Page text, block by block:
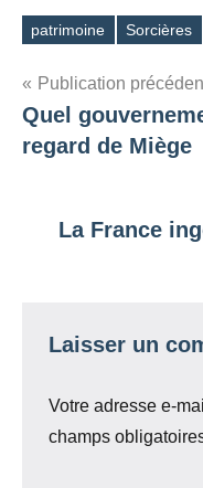
Étiquettes
patrimoine Sorcières
Navigation
de
Publication
Quel
regard de Miège
La France
Laisser un
Votre adresse e-
champs